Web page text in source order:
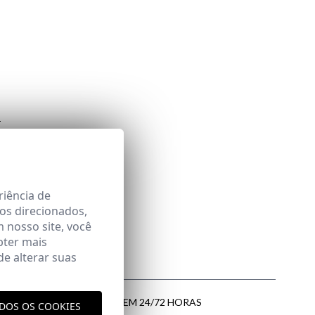
ENTREGA EM 24/72 HORAS
de
direcionados,
nosso site, você
mais
alterar suas
OS COOKIES